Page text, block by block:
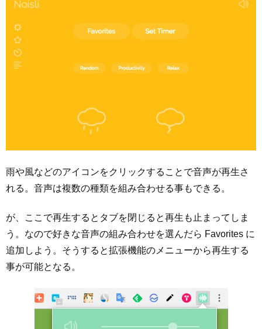
雨や風などのアイコンをクリックすることで音声が再生さ
れる。音声は複数の種類を組み合わせる事もできる。
が、ここで再生するとタブを閉じると再生も止まってしま
う。なので好きな音声の組み合わせを選んだら Favorites に
追加しよう。そうすると拡張機能のメニューから再生する
事が可能となる。